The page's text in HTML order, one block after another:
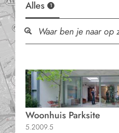
Alles 1
Woonhuis Parksite
5.2009.5